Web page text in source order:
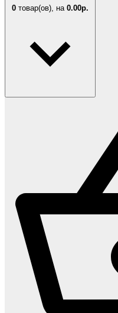
0 товар(ов), на 0.00р.